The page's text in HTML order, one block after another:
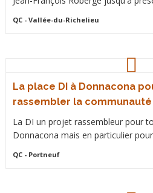
QC- Vallée-du-Richelieu
La place DI à Donnacona
rassembler la communauté
La DI un projet rassembleur pour
Donnacona mais en particulier
QC- Portneuf